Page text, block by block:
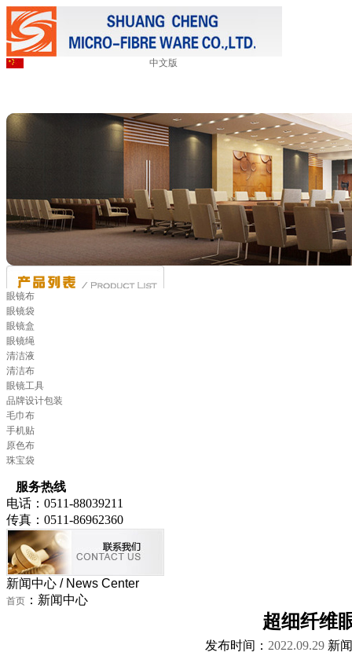
中文版
眼镜布
眼镜袋
眼镜盒
眼镜绳
清洁液
清洁布
眼镜工具
品牌设计包装
毛巾布
手机贴
原色布
珠宝袋
服务热线
电话：0511-88039211
传真：0511-86962360
新闻中心 / News Center
首页 ：新闻中心
超细纤维
发布时间： 2022.09.29 新